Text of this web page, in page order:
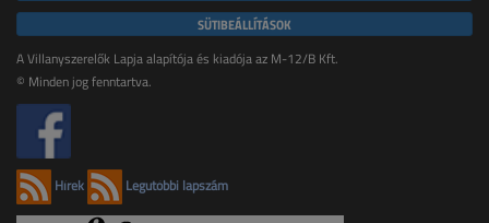
SÜTIBEÁLLÍTÁSOK
A Villanyszerelők Lapja alapítója és kiadója az M-12/B Kft.
© Minden jog fenntartva.
Hírek Legutóbbi lapszám